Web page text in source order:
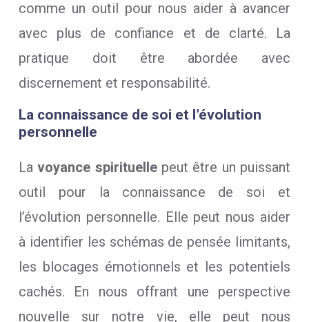
comme un outil pour nous aider à avancer
avec plus de confiance et de clarté. La
pratique doit être abordée avec
discernement et responsabilité.
La connaissance de soi et l’évolution
personnelle
Lavoyance spirituelle peut être un puissant
outil pour la connaissance de soi et
l’évolution personnelle. Elle peut nous aider
à identifier les schémas de pensée limitants,
les blocages émotionnels et les potentiels
cachés. En nous offrant une perspective
nouvelle sur notre vie, elle peut nous